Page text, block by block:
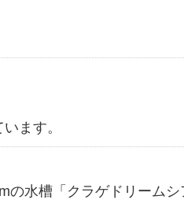
ます。
の水槽「クラゲドリームシ